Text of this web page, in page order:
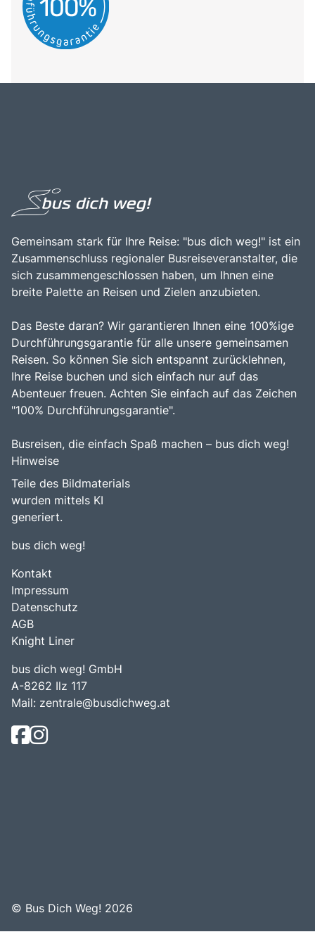
Gemeinsam stark für Ihre Reise: "bus dich weg!" ist ein
Zusammenschluss regionaler Busreiseveranstalter, die
sich zusammengeschlossen haben, um Ihnen eine
breite Palette an Reisen und Zielen anzubieten.
Das Beste daran? Wir garantieren Ihnen eine 100%ige
Durchführungsgarantie für alle unsere gemeinsamen
Reisen. So können Sie sich entspannt zurücklehnen,
Ihre Reise buchen und sich einfach nur auf das
Abenteuer freuen. Achten Sie einfach auf das Zeichen
"100% Durchführungsgarantie".
Busreisen, die einfach Spaß machen – bus dich weg!
Hinweise
Teile des Bildmaterials
wurden mittels KI
generiert.
bus dich weg!
Kontakt
Impressum
Datenschutz
AGB
Knight Liner
bus dich weg! GmbH
A-8262 Ilz 117
Mail: zentrale@busdichweg.at
© Bus Dich Weg! 2026